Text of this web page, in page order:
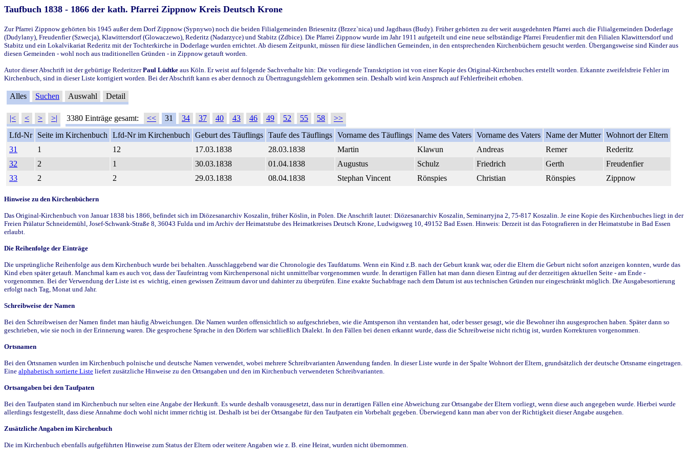
Taufbuch 1838 - 1866 der kath. Pfarrei Zippnow Kreis Deutsch Krone
Zur Pfarrei Zippnow gehörten bis 1945 außer dem Dorf Zippnow (Sypnywo) noch die beiden Filialgemeinden Briesenitz (Brzez`nica) und Jagdhaus (Budy). Früher gehörten zu der weit ausgedehnten Pfarrei auch die Filialgemeinden Doderlage
(Dudylany), Freudenfier (Szwecja), Klawittersdorf (Glowaczewo), Rederitz (Nadarzyce) und Stabitz (Zdbice). Die Pfarrei Zippnow wurde im Jahr 1911 aufgeteilt und eine neue selbständige Pfarrei Freudenfier mit den Filialen Klawittersdorf und
Stabitz und ein Lokalvikariat Rederitz mit der Tochterkirche in Doderlage wurden errichtet. Ab diesem Zeitpunkt, müssen für diese ländlichen Gemeinden, in den entsprechenden Kirchenbüchern gesucht werden. Übergangsweise sind Kinder aus
diesen Gemeinden - wohl noch aus traditionellen Gründen - in Zippnow getauft worden.
Autor dieser Abschrift ist der gebürtige RederitzerPaul Lüdtke aus Köln. Er weist auf folgende Sachverhalte hin: Die vorliegende Transkription ist von einer Kopie des Original-Kirchenbuches erstellt worden. Erkannte zweifelsfreie Fehler im
Kirchenbuch, sind in dieser Liste korrigiert worden. Bei der Abschrift kann es aber dennoch zu Übertragungsfehlern gekommen sein. Deshalb wird kein Anspruch auf Fehlerfreiheit erhoben.
Alles Suchen Auswahl Detail
|< < > >| 3380 Einträge gesamt: << 31 34 37 40 43 46 49 52 55 58
>>
Lfd-Nr
Seite im Kirchenbuch Lfd-Nr im Kirchenbuch Geburt des Täuflings Taufe des Täuflings Vorname des Täuflings Name des Vaters Vorname des Vaters Name der Mutter Wohnort der Eltern
31
1 12 17.03.1838 28.03.1838 Martin Klawun Andreas Remer
Rederitz
32
2 1 30.03.1838 01.04.1838 Augustus Schulz Friedrich Gerth
Freudenfier
33
2 2 29.03.1838 08.04.1838 Stephan Vincent Rönspies Christian Rönspies Zippnow
Hinweise zu den Kirchenbüchern
Das Original-Kirchenbuch von Januar 1838 bis 1866, befindet sich im Diözesanarchiv Koszalin, früher Köslin, in Polen. Die Anschrift lautet: Diözesanarchiv Koszalin, Seminarryjna 2, 75-817 Koszalin. Je eine Kopie des Kirchenbuches liegt in der
Freien Prälatur Schneidemühl, Josef-Schwank-Straße 8, 36043 Fulda und im Archiv der Heimatstube des Heimatkreises Deutsch Krone, Ludwigsweg 10, 49152 Bad Essen. Hinweis: Derzeit ist das Fotografieren in der Heimatstube in Bad Essen
erlaubt.
Die Reihenfolge der Einträge
Die ursprüngliche Reihenfolge aus dem Kirchenbuch wurde bei behalten. Ausschlaggebend war die Chronologie des Taufdatums. Wenn ein Kind z.B. nach der Geburt krank war, oder die Eltern die Geburt nicht sofort anzeigen konnten, wurde das
Kind eben später getauft. Manchmal kam es auch vor, dass der Taufeintrag vom Kirchenpersonal nicht unmittelbar vorgenommen wurde. In derartigen Fällen hat man dann diesen Eintrag auf der derzeitigen aktuellen Seite - am Ende -
vorgenommen. Bei der Verwendung der Liste ist es wichtig, einen gewissen Zeitraum davor und dahinter zu überprüfen. Eine exakte Suchabfrage nach dem Datum ist aus technischen Gründen nur eingeschränkt möglich. Die Ausgabesortierung
erfolgt nach Tag, Monat und Jahr.
Schreibweise der Namen
Bei den Schreibweisen der Namen findet man häufig Abweichungen. Die Namen wurden offensichtlich so aufgeschrieben, wie die Amtsperson ihn verstanden hat, oder besser gesagt, wie die Bewohner ihn ausgesprochen haben. Später dann so
geschrieben, wie sie noch in der Erinnerung waren. Die gesprochene Sprache in den Dörfern war schließlich Dialekt. In den Fällen bei denen erkannt wurde, dass die Schreibweise nicht richtig ist, wurden Korrekturen vorgenommen.
Ortsnamen
Bei den Ortsnamen wurden im Kirchenbuch polnische und deutsche Namen verwendet, wobei mehrere Schreibvarianten Anwendung fanden. In dieser Liste wurde in der Spalte Wohnort der Eltern, grundsätzlich der deutsche Ortsname eingetragen.
Eine alphabetisch sortierte Liste liefert zusätzliche Hinweise zu den Ortsangaben und den im Kirchenbuch verwendeten Schreibvarianten.
Ortsangaben bei den Taufpaten
Bei den Taufpaten stand im Kirchenbuch nur selten eine Angabe der Herkunft. Es wurde deshalb vorausgesetzt, dass nur in derartigen Fällen eine Abweichung zur Ortsangabe der Eltern vorliegt, wenn diese auch angegeben wurde. Hierbei wurde
allerdings festgestellt, dass diese Annahme doch wohl nicht immer richtig ist. Deshalb ist bei der Ortsangabe für den Taufpaten ein Vorbehalt gegeben. Überwiegend kann man aber von der Richtigkeit dieser Angabe ausgehen.
Zusätzliche Angaben im Kirchenbuch
Die im Kirchenbuch ebenfalls aufgeführten Hinweise zum Status der Eltern oder weitere Angaben wie z. B. eine Heirat, wurden nicht übernommen.